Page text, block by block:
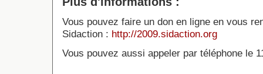
Vous pouvez faire un don en ligne en vous
Sidaction : http://2009.sidaction.org
Vous pouvez aussi appeler par téléphone le